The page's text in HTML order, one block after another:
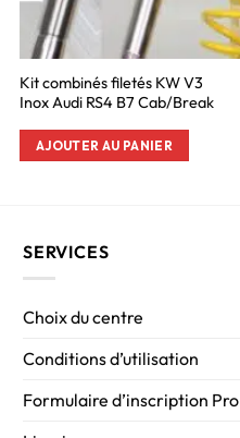
Kit combinés filetés KW V3
Inox Audi RS4 B7 Cab/Break
AJOUTER AU PANIER
SERVICES
Choix du centre
Conditions d’utilisation
Formulaire d’inscription Pro